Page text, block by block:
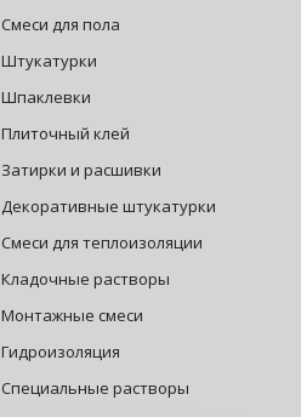
Смеси для пола
Штукатурки
Шпаклевки
Плиточный клей
Затирки и расшивки
Декоративные штукатурки
Смеси для теплоизоляции
Кладочные растворы
Монтажные смеси
Гидроизоляция
Специальные растворы